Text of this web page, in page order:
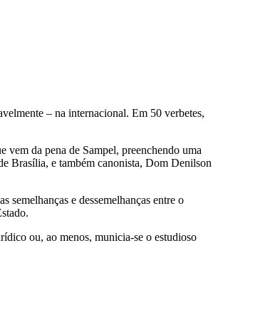
– na internacional. Em 50 verbetes,
da pena de Sampel, preenchendo uma
Brasília, e também canonista, Dom Denilson
e dessemelhanças entre o
ou, ao menos, municia-se o estudioso